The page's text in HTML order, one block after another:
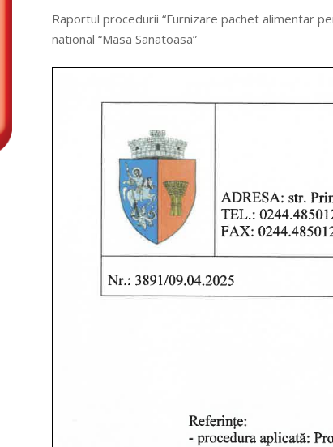
Raportul procedurii “Furnizare pachet alimentar
national “Masa Sanatoasa”